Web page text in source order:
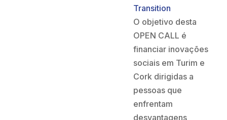
Transition
O objetivo desta
OPEN CALL é
financiar inovações
sociais em Turim e
Cork dirigidas a
pessoas que
enfrentam
desvantagens